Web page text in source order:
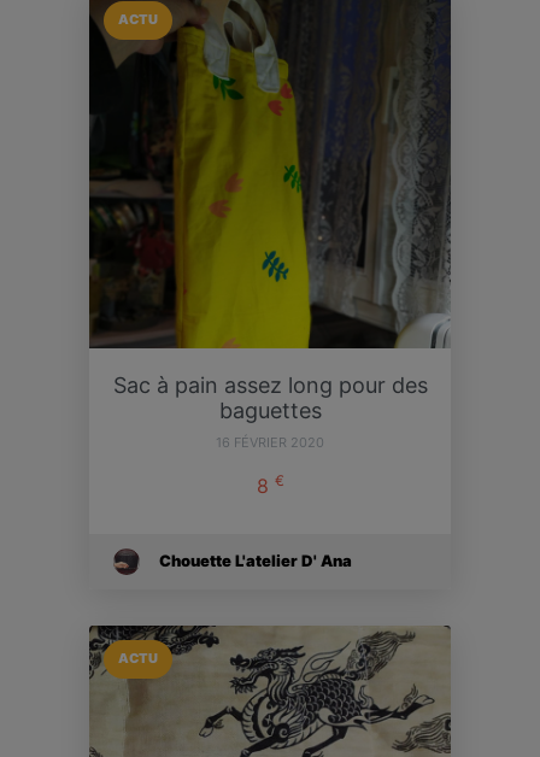
ACTU
Sac à pain assez long pour des
baguettes
16 FÉVRIER 2020
8 €
Chouette L'atelier D' Ana
ACTU